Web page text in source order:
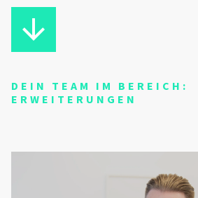
DEIN TEAM IM BEREICH:
ERWEITERUNGEN